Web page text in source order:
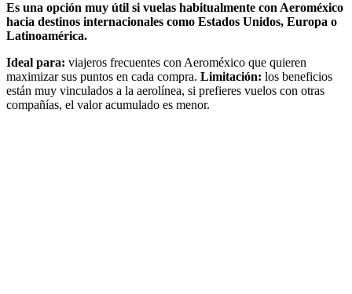
Es una opción muy útil si vuelas habitualmente con Aeroméxico
hacia destinos internacionales como Estados Unidos, Europa o
Latinoamérica.
Ideal para: viajeros frecuentes con Aeroméxico que quieren
maximizar sus puntos en cada compra. Limitación: los beneficios
están muy vinculados a la aerolínea, si prefieres vuelos con otras
compañías, el valor acumulado es menor.